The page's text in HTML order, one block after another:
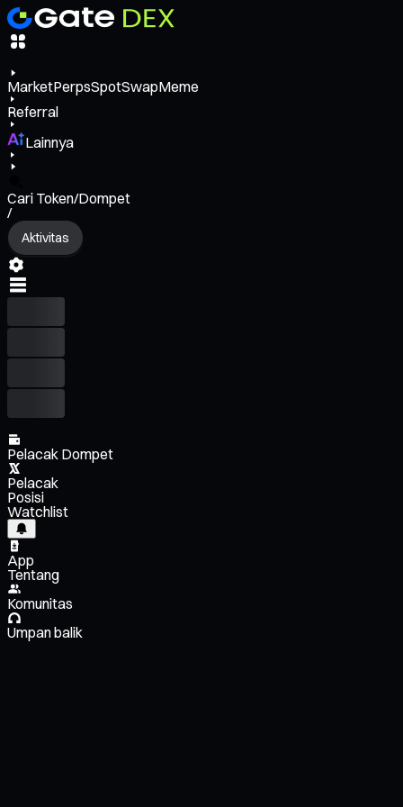
MarketPerpsSpotSwapMeme
Referral
Lainnya
Cari Token/Dompet
/
Aktivitas
Pelacak Dompet
Pelacak
Posisi
Watchlist
App
Tentang
Komunitas
Umpan balik